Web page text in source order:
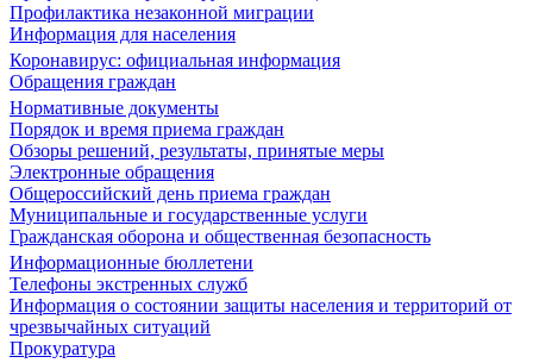
Профилактика незаконной миграции
Информация для населения
Коронавирус: официальная информация
Обращения граждан
Нормативные документы
Порядок и время приема граждан
Обзоры решений, результаты, принятые меры
Электронные обращения
Общероссийский день приема граждан
Муниципальные и государственные услуги
Гражданская оборона и общественная безопасность
Информационные бюллетени
Телефоны экстренных служб
Информация о состоянии защиты населения и территорий от
чрезвычайных ситуаций
Прокуратура